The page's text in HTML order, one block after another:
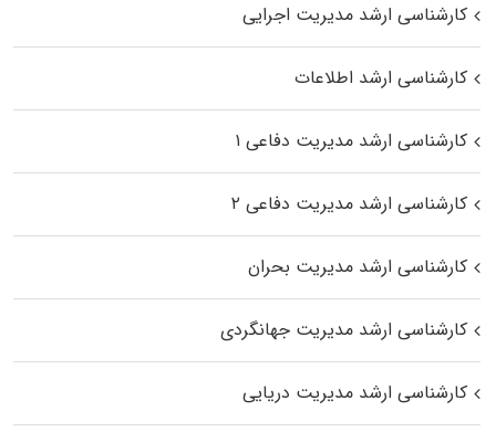
کارشناسی ارشد مدیریت اجرایی
کارشناسی ارشد اطلاعات
کارشناسی ارشد مدیریت دفاعی ۱
کارشناسی ارشد مدیریت دفاعی ۲
کارشناسی ارشد مدیریت بحران
کارشناسی ارشد مدیریت جهانگردی
کارشناسی ارشد مدیریت دریایی